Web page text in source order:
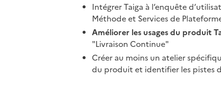
Intégrer Taiga à l’enquête
Méthode et Services de
Améliorer les usages du produit
"Livraison Continue"
Créer au moins un atelier
du produit et identifier les pistes